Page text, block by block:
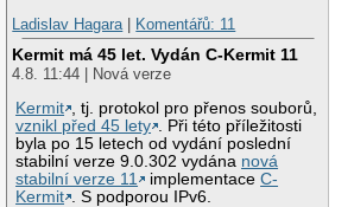
Ladislav Hagara | Komentářů: 11
Kermit má 45 let. Vydán C-Kermit 11
4.8. 11:44 | Nová verze
Kermit , tj. protokol pro přenos souborů,
vznikl před 45 lety . Při této příležitosti
byla po 15 letech od vydání poslední
stabilní verze 9.0.302 vydána nová
stabilní verze 11
implementaceC-
Kermit . S podporou IPv6.